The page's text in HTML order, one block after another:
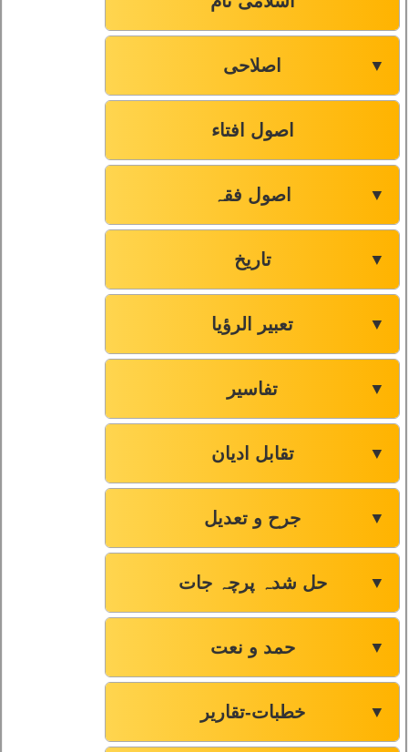
اصلاحی ▼
اصول افتاء
اصول فقہ ▼
تاریخ ▼
تعبیر الرؤیا ▼
تفاسیر ▼
تقابل ادیان ▼
جرح و تعدیل ▼
حل شدہ پرچہ جات ▼
حمد و نعت ▼
خطبات-تقاریر ▼